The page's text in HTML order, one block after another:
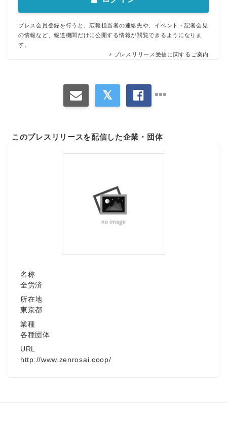
プレス会員登録を行うと、広報担当者の連絡先や、イベント・記者会見
の情報など、報道機関だけに公開する情報が閲覧できるようになりま
す。
プレスリリース受信に関するご案内
このプレスリリースを配信した企業・団体
名称
全労済
所在地
東京都
業種
各種団体
URL
http://www.zenrosai.coop/